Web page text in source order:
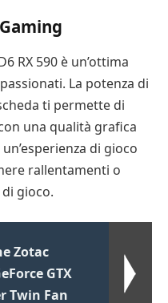
RX 590 è un’ottima
La potenza di
ti permette di
una qualità grafica
di gioco
rallentamenti o
gioco.
Zotac
GTX
Twin Fan